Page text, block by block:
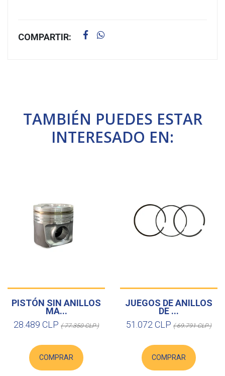
COMPARTIR:
TAMBIÉN PUEDES ESTAR
INTERESADO EN:
PISTÓN SIN ANILLOS
MA...
28.489 CLP ( 77.350 CLP )
COMPRAR
JUEGOS DE ANILLOS
DE ...
51.072 CLP ( 69.791 CLP )
COMPRAR